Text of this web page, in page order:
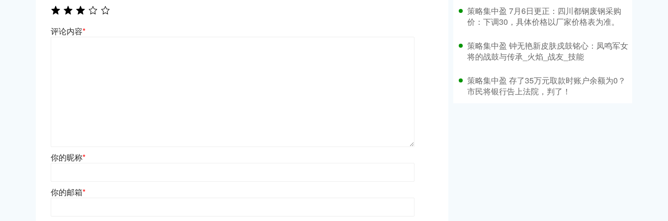
评论内容*
你的昵称*
你的邮箱*
策略集中盈 7月6日更正：四川都钢废钢采购
价：下调30，具体价格以厂家价格表为准。
策略集中盈 钟无艳新皮肤戍鼓铭心：凤鸣军女
将的战鼓与传承_火焰_战友_技能
策略集中盈 存了35万元取款时账户余额为0？
市民将银行告上法院，判了！